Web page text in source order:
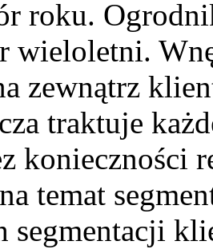
roku.
wieloletni.
zewnątrz
traktuje
konieczności
temat
segmentacji